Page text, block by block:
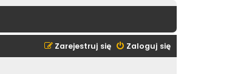
Zaloguj się
Zarejestruj się